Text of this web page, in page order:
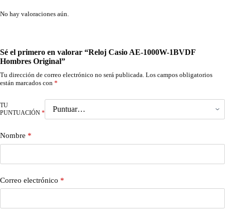
No hay valoraciones aún.
Sé el primero en valorar “Reloj Casio AE-1000W-1BVDF
Hombres Original”
Tu dirección de correo electrónico no será publicada. Los campos obligatorios
están marcados con *
TU
PUNTUACIÓN *
Nombre *
Correo electrónico *